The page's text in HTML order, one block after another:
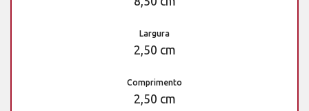
Largura
2,50 cm
Comprimento
2,50 cm